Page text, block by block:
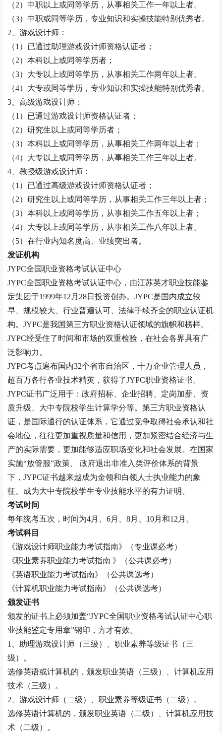
（2）中职以上或同等学历，从事相关工作一年以上者。
（3）中职或同等学历，专业知识和实操技能特别优秀者。
2、游戏设计师：
（1）已通过助理游戏设计师资格认证者；
（2）本科以上或同等学历者；
（3）大专以上或同等学历，从事相关工作两年以上者。
（4）大专或同等学历，专业知识和实操技能特别优秀者。
3、高级游戏设计师：
（1）已通过游戏设计师资格认证者；
（2）研究生以上或同等学历者；
（3）本科以上或同等学历，从事相关工作两年以上者；
（4）大专以上或同等学历，从事相关工作三年以上者。
4、教授级游戏设计师：
（1）已通过高级游戏设计师资格认证者；
（2）研究生以上或同等学历，从事相关工作三年以上者；
（3）本科以上或同等学历，从事相关工作五年以上者；
（4）大专以上或同等学历，从事相关工作八年以上者。
（5）在行业内知名度高、业绩突出者。
发证机构
JYPC全国职业资格考试认证中心
JYPC全国职业资格考试认证中心，由江苏英才职业技能鉴
定集团于1999年12月28日投资创办。JYPC是国内成立较
早、规模较大、行业普遍认可、法律手续齐全的职业认证机
构。JYPC是我国第三方职业资格认证领域的旗帜和榜样。
JYPC经受住了时间和市场的双重检验，在社会各界具有广
泛影响力。
JYPC考点遍布国内32个省市自治区，十万企业管理人员，
超百万各行各业技术精英，获得了JYPC职业资格证书。
JYPC证书广泛用于：政府招标、企业招聘、定岗加薪、资
质升级、大中专院校学生计算学分等。第三方职业资格认
证，是国际通行的认证体系，它通过竞争取得社会承认和社
会地位，往往更加重视质量和信用，更加紧密结合经济与生
产的实际需要，更加能够适应职场变化和社会发展。在国家
实施“放管服”政策、 政府退出非准入类评价体系的背景
下，JYPC证书越来越成为金领和白领人士执业能力的象
征、成为大中专院校学生专业技能水平的有力证明。
考试时间
每年统考五次，时间为4月、6月、8月、10月和12月。
考试科目
《游戏设计师职业能力考试指南》（专业课必考）
《职业素养职业能力考试指南 》（公共课必考）
《英语职业能力考试指南》（公共课选考）
《计算机职业能力考试指南》（公共课选考）
颁发证书
颁发的证书上必须加盖“JYPC全国职业资格考试认证中心职
业技能鉴定专用章”钢印，方才有效。
1、助理游戏设计师（三级）、职业素养等级证书（三
级）。
选修英语或计算机的，颁发职业英语（三级）、计算机应用
技术（三级）。
2、游戏设计师（二级）、职业素养等级证书（二级）。
选修英语计算机的，颁发职业英语（二级）、计算机应用技
术（二级）。